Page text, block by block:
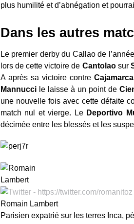
plus humilité et d’abnégation et
Dans les autres
Le premier derby du Callao de
lors de cette victoire de Cantolaosur
A après sa victoire contreCajamarca
Mannuccile laisse à un point de
une nouvelle fois avec cette défaite
match nul et vierge. Le Deportivo
décimée entre les blessés et les
Romain Lambert
Parisien expatrié sur les terres Inca,